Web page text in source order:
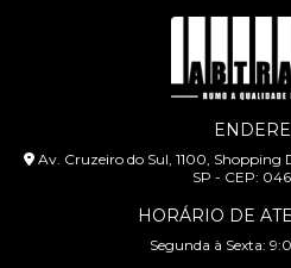
Av. Cruzeiro do Sul, 1100, Shopping
SP - CEP:
HORÁRIO DE
Segunda à Sexta: